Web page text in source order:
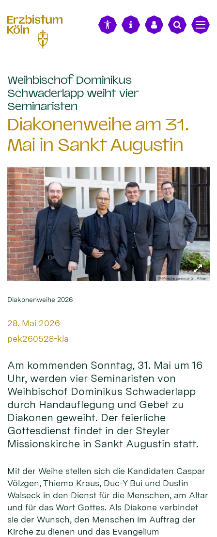
Weihbischof Dominikus
Schwaderlapp weiht vier
Seminaristen
Diakonenweihe am 31.
Mai in Sankt Augustin
© Priesterseminar St. Albert
Diakonenweihe 2026
Datum:
28. Mai 2026
Von:
pek260528-kla
Am kommenden Sonntag, 31. Mai um 16
Uhr, werden vier Seminaristen von
Weihbischof Dominikus Schwaderlapp
durch Handauflegung und Gebet zu
Diakonen geweiht. Der feierliche
Gottesdienst findet in der Steyler
Missionskirche in Sankt Augustin statt.
Mit der Weihe stellen sich die Kandidaten Caspar
Völzgen, Thiemo Kraus, Duc-Y Bui und Dustin
Walseck in den Dienst für die Men­schen, am Altar
und für das Wort Gottes. Als Diakone verbindet
sie der Wunsch, den Menschen im Auftrag der
Kirche zu dienen und das Evangelium